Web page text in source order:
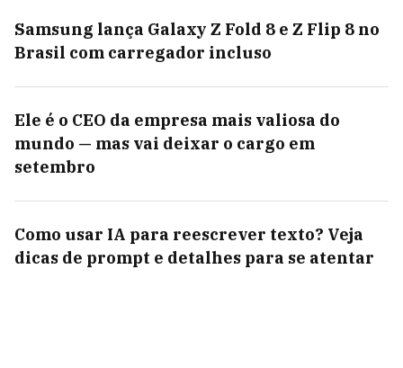
Samsung lança Galaxy Z Fold 8 e Z Flip 8 no
Brasil com carregador incluso
Ele é o CEO da empresa mais valiosa do
mundo — mas vai deixar o cargo em
setembro
Como usar IA para reescrever texto? Veja
dicas de prompt e detalhes para se atentar